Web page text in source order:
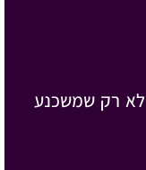
רק שמשכנע